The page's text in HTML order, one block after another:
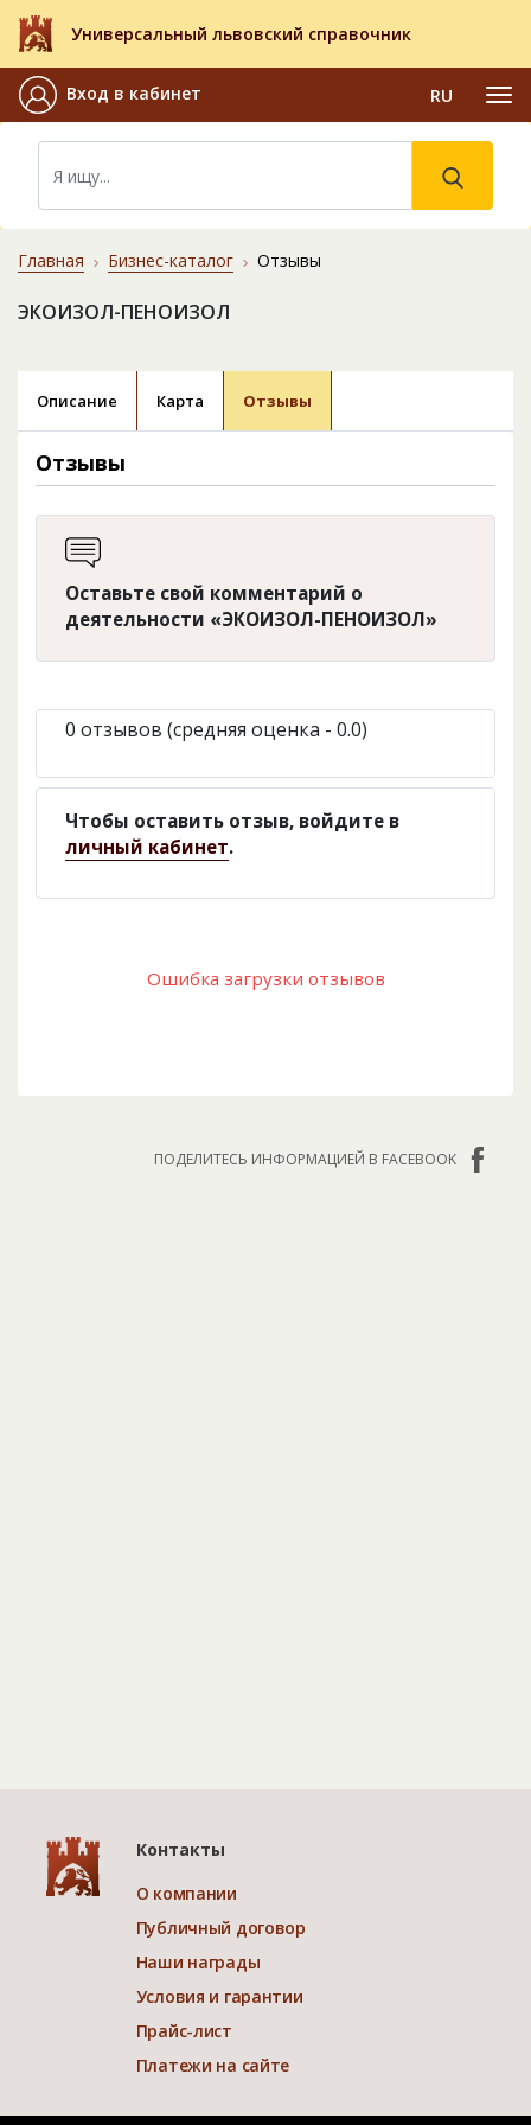
Универсальный львовский справочник
Вход в кабинет RU
Главная Бизнес-каталог Отзывы
ЭКОИЗОЛ-ПЕНОИЗОЛ
Описание Карта Отзывы
Отзывы
Оставьте свой комментарий о
деятельности «ЭКОИЗОЛ-ПЕНОИЗОЛ»
0 отзывов (средняя оценка - 0.0)
Чтобы оставить отзыв, войдите в
личный кабинет.
Ошибка загрузки отзывов
ПОДЕЛИТЕСЬ ИНФОРМАЦИЕЙ В FACEBOOK
Контакты
О компании
Публичный договор
Наши награды
Условия и гарантии
Прайс-лист
Платежи на сайте